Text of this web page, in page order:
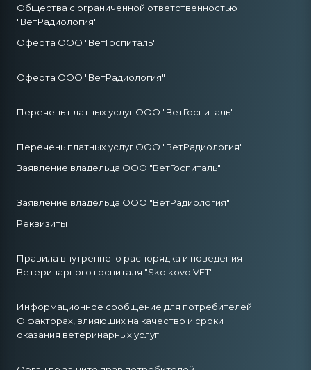
Общества с ограниченной ответственностью
"ВетРадиология"
Оферта ООО "ВетГоспиталь"
Оферта ООО "ВетРадиология"
Перечень платных услуг ООО "ВетГоспиталь"
Перечень платных услуг ООО "ВетРадиология"
Заявление владельца ООО "ВетГоспиталь"
Заявление владельца ООО "ВетРадиология"
Реквизиты
Правила внутреннего распорядка и поведения
Ветеринарного госпиталя "Skolkovo VET"
Информационное сообщение для потребителей
О факторах, влияющих на качество и сроки
оказания ветеринарных услуг